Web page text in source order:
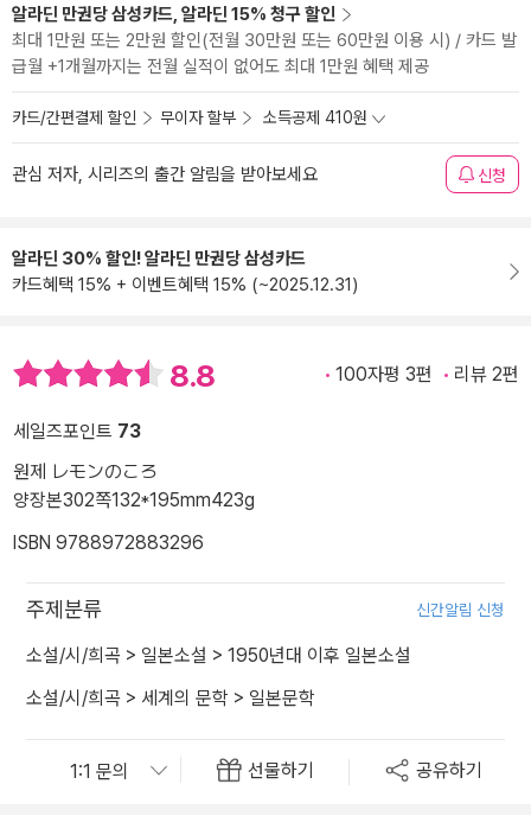
알라딘 만권당 삼성카드, 알라딘 15% 청구 할인
최대 1만원 또는 2만원 할인(전월 30만원 또는 60만원 이용 시) / 카드 발
급월 +1개월까지는 전월 실적이 없어도 최대 1만원 혜택 제공
카드/간편결제 할인 무이자 할부 소득공제 410원
관심 저자, 시리즈의 출간 알림을 받아보세요 신청
알라딘 30% 할인! 알라딘 만권당 삼성카드
카드혜택 15% + 이벤트혜택 15% (~2025.12.31)
8.8 100자평 3편 리뷰 2편
세일즈포인트 73
원제 レモンのころ
양장본302쪽132*195mm423g
ISBN 9788972883296
주제분류 신간알림 신청
소설/시/희곡 > 일본소설 > 1950년대 이후 일본소설
소설/시/희곡 > 세계의 문학 > 일본문학
선물하기 공유하기